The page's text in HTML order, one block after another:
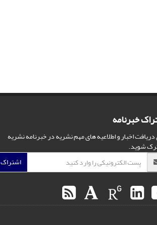
خبرنامه
دریافت اخبار و اطلاعیه های مهم نشریه در خبرنامه نشریه
شوید.
اشتراک